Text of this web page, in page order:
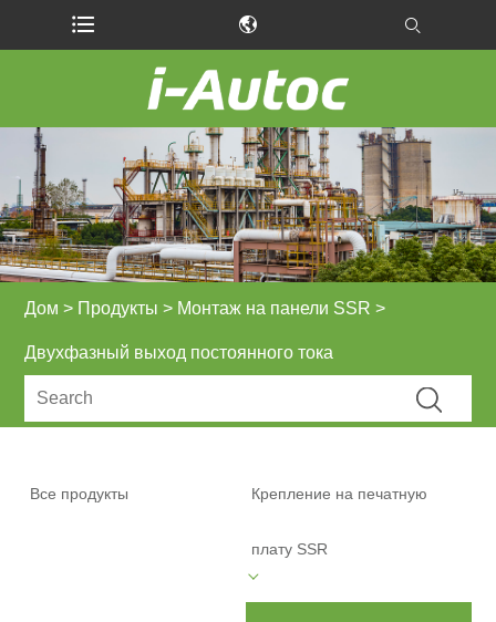
Дом > Продукты > Монтаж на панели SSR >
Двухфазный выход постоянного тока
Все продукты Крепление на печатную
плату SSR